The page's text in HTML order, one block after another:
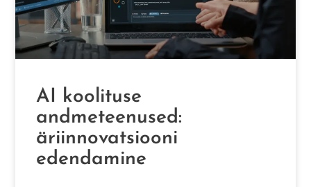
AI koolituse
andmeteenused:
äriinnovatsiooni
edendamine